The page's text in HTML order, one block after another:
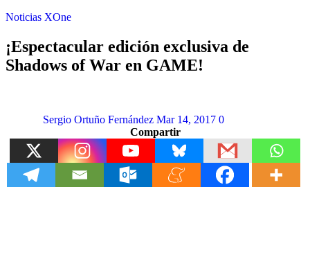
Noticias XOne
¡Espectacular edición exclusiva de
Shadows of War en GAME!
Sergio Ortuño Fernández Mar 14, 2017 0
Compartir